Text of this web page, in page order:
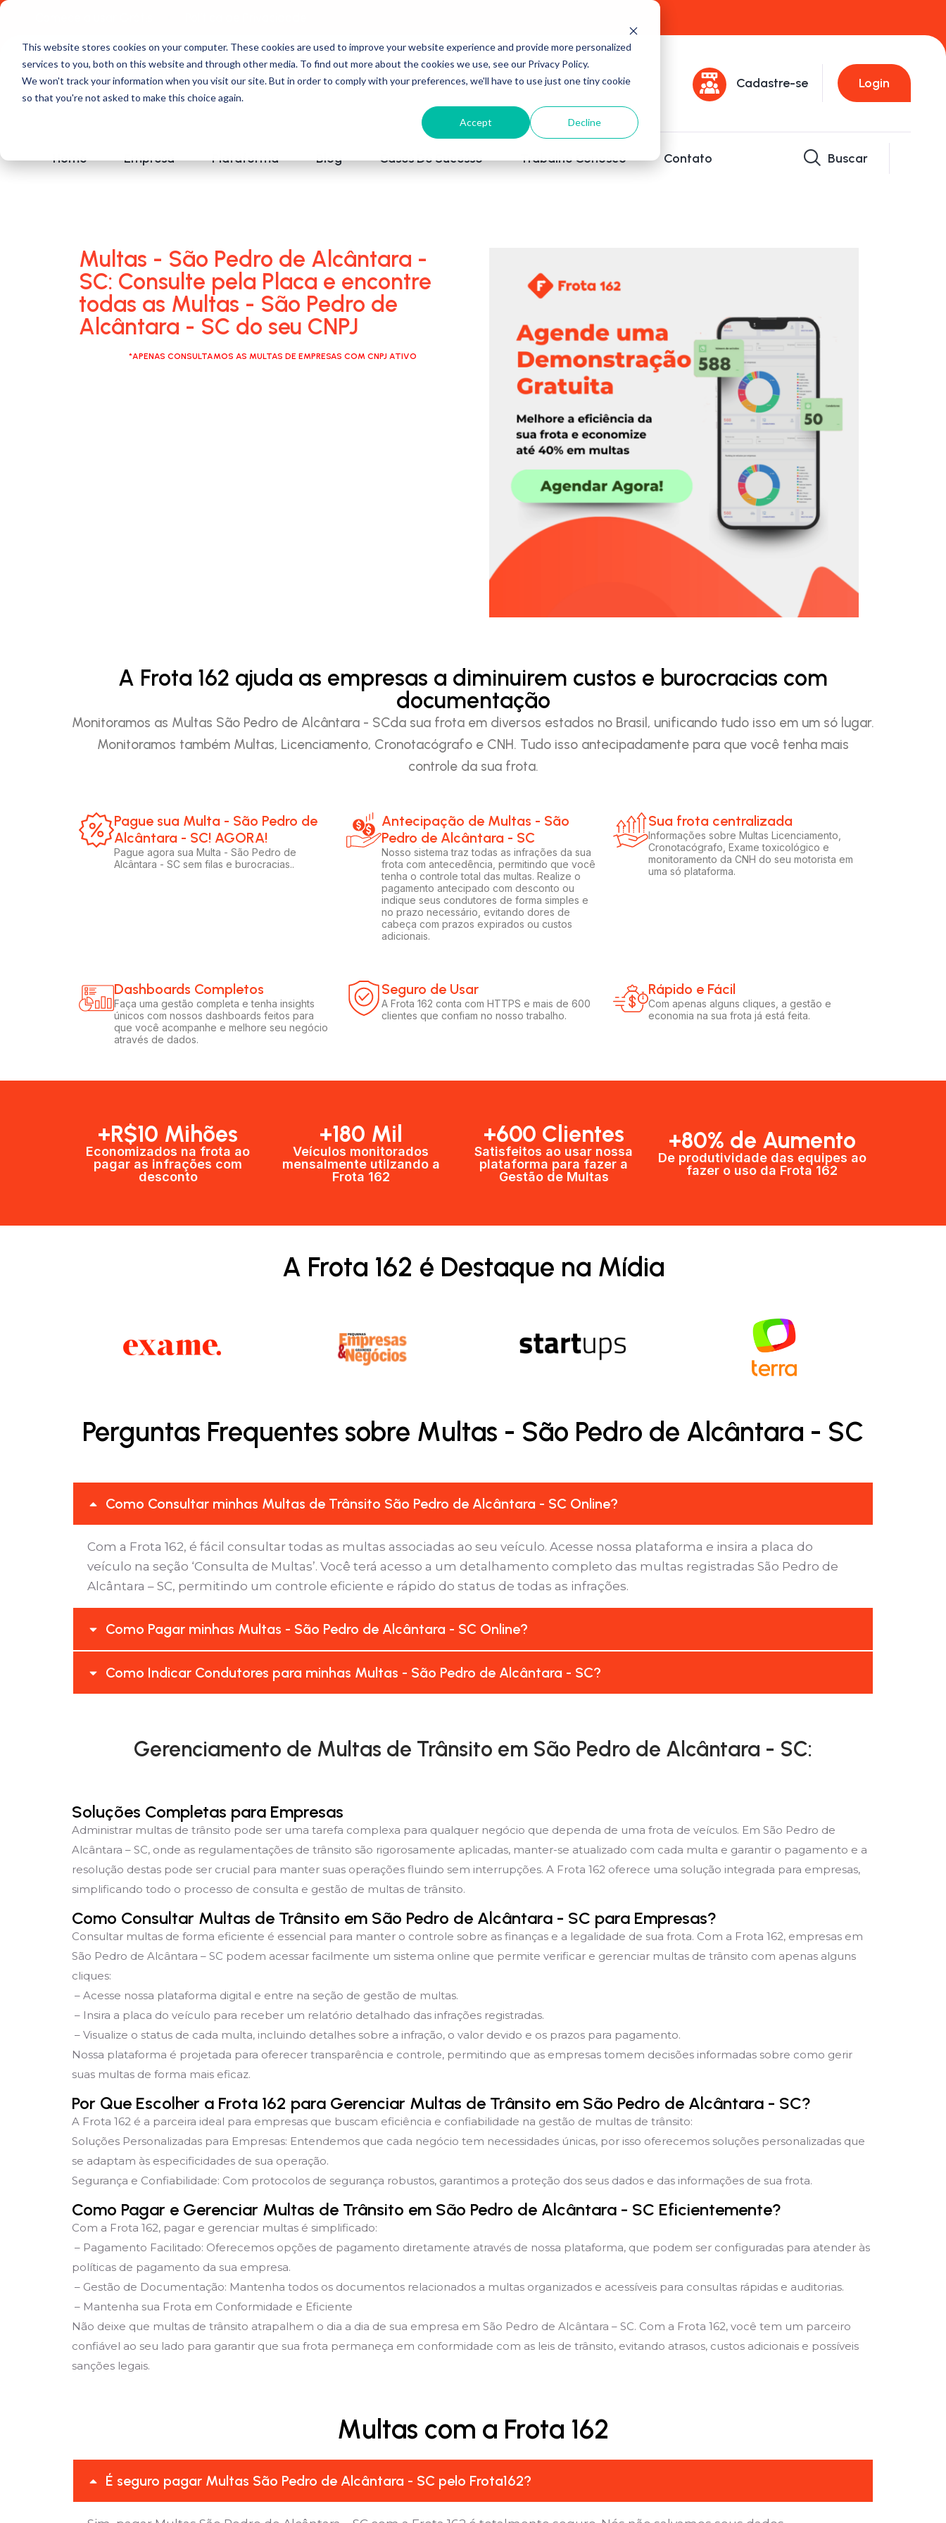
This website stores cookies on your computer. These cookies are used to improve your website experience and provide more personalized
services to you, both on this website and through other media. To find out more about the cookies we use, see our Privacy Policy.
We won't track your information when you visit our site. But in order to comply with your preferences, we'll have to use just one tiny cookie
so that you're not asked to make this choice again.
Accept Decline
Cadastre-se Login
Home Empresa Plataforma Blog Cases De Sucesso Trabalhe Conosco Contato Buscar
Multas - São Pedro de Alcântara -
SC: Consulte pela Placa e encontre
todas as Multas - São Pedro de
Alcântara - SC do seu CNPJ
*APENAS CONSULTAMOS AS MULTAS DE EMPRESAS COM CNPJ ATIVO
A Frota 162 ajuda as empresas a diminuirem custos e burocracias com
documentação
Monitoramos as Multas São Pedro de Alcântara - SCda sua frota em diversos estados no Brasil, unificando tudo isso em um só lugar.
Monitoramos também Multas, Licenciamento, Cronotacógrafo e CNH. Tudo isso antecipadamente para que você tenha mais
controle da sua frota.
Pague sua Multa - São Pedro de
Alcântara - SC! AGORA!​
Pague agora sua Multa - São Pedro de
Alcântara - SC sem filas e burocracias..
Antecipação de Multas - São
Pedro de Alcântara - SC
Nosso sistema traz todas as infrações da sua
frota com antecedência, permitindo que você
tenha o controle total das multas. Realize o
pagamento antecipado com desconto ou
indique seus condutores de forma simples e
no prazo necessário, evitando dores de
cabeça com prazos expirados ou custos
adicionais.
Sua frota centralizada​
Informações sobre Multas Licenciamento,
Cronotacógrafo, Exame toxicológico e
monitoramento da CNH do seu motorista em
uma só plataforma.
Dashboards Completos​​
Faça uma gestão completa e tenha insights
únicos com nossos dashboards feitos para
que você acompanhe e melhore seu negócio
através de dados.
Seguro de Usar​
A Frota 162 conta com HTTPS e mais de 600
clientes que confiam no nosso trabalho.
Rápido e Fácil​
Com apenas alguns cliques, a gestão e
economia na sua frota já está feita.
+R$10 Mihões
Economizados na frota ao
pagar as infrações com
desconto
+180 Mil
Veículos monitorados
mensalmente utilzando a
Frota 162
+600 Clientes​
Satisfeitos ao usar nossa
plataforma para fazer a
Gestão de Multas​
+80% de Aumento
De produtividade das equipes ao
fazer o uso da Frota 162​
A Frota 162 é Destaque na Mídia
Perguntas Frequentes sobre Multas - São Pedro de Alcântara - SC
Como Consultar minhas Multas de Trânsito São Pedro de Alcântara - SC Online?
Com a Frota 162, é fácil consultar todas as multas associadas ao seu veículo. Acesse nossa plataforma e insira a placa do
veículo na seção ‘Consulta de Multas’. Você terá acesso a um detalhamento completo das multas registradas São Pedro de
Alcântara – SC, permitindo um controle eficiente e rápido do status de todas as infrações.
Como Pagar minhas Multas - São Pedro de Alcântara - SC Online?
Como Indicar Condutores para minhas Multas - São Pedro de Alcântara - SC?
Gerenciamento de Multas de Trânsito em São Pedro de Alcântara - SC:
Soluções Completas para Empresas
Administrar multas de trânsito pode ser uma tarefa complexa para qualquer negócio que dependa de uma frota de veículos. Em São Pedro de
Alcântara – SC, onde as regulamentações de trânsito são rigorosamente aplicadas, manter-se atualizado com cada multa e garantir o pagamento e a
resolução destas pode ser crucial para manter suas operações fluindo sem interrupções. A Frota 162 oferece uma solução integrada para empresas,
simplificando todo o processo de consulta e gestão de multas de trânsito.
Como Consultar Multas de Trânsito em São Pedro de Alcântara - SC para Empresas?
Consultar multas de forma eficiente é essencial para manter o controle sobre as finanças e a legalidade de sua frota. Com a Frota 162, empresas em
São Pedro de Alcântara – SC podem acessar facilmente um sistema online que permite verificar e gerenciar multas de trânsito com apenas alguns
cliques:
– Acesse nossa plataforma digital e entre na seção de gestão de multas.
– Insira a placa do veículo para receber um relatório detalhado das infrações registradas.
– Visualize o status de cada multa, incluindo detalhes sobre a infração, o valor devido e os prazos para pagamento.
Nossa plataforma é projetada para oferecer transparência e controle, permitindo que as empresas tomem decisões informadas sobre como gerir
suas multas de forma mais eficaz.
Por Que Escolher a Frota 162 para Gerenciar Multas de Trânsito em São Pedro de Alcântara - SC?
A Frota 162 é a parceira ideal para empresas que buscam eficiência e confiabilidade na gestão de multas de trânsito:
Soluções Personalizadas para Empresas: Entendemos que cada negócio tem necessidades únicas, por isso oferecemos soluções personalizadas que
se adaptam às especificidades de sua operação.
Segurança e Confiabilidade: Com protocolos de segurança robustos, garantimos a proteção dos seus dados e das informações de sua frota.
Como Pagar e Gerenciar Multas de Trânsito em São Pedro de Alcântara - SC Eficientemente?
Com a Frota 162, pagar e gerenciar multas é simplificado:
– Pagamento Facilitado: Oferecemos opções de pagamento diretamente através de nossa plataforma, que podem ser configuradas para atender às
políticas de pagamento da sua empresa.
– Gestão de Documentação: Mantenha todos os documentos relacionados a multas organizados e acessíveis para consultas rápidas e auditorias.
– Mantenha sua Frota em Conformidade e Eficiente
Não deixe que multas de trânsito atrapalhem o dia a dia de sua empresa em São Pedro de Alcântara – SC. Com a Frota 162, você tem um parceiro
confiável ao seu lado para garantir que sua frota permaneça em conformidade com as leis de trânsito, evitando atrasos, custos adicionais e possíveis
sanções legais.
Multas com a Frota 162
É seguro pagar Multas São Pedro de Alcântara - SC pelo Frota162?